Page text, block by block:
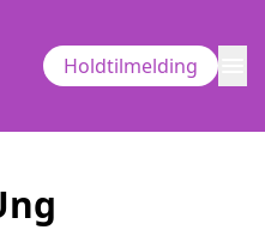
Holdtilmelding